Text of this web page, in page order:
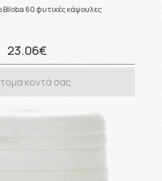
Biloba 60 φυτικές κάψουλες
23.06€
κοντά σας